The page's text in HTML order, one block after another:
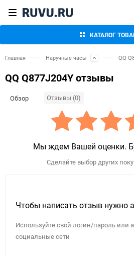
КАТАЛОГ
Главная Наручные часы QQ
QQ Q877J204Y отзывы
Обзор Отзывы (0)
Мы ждем Вашей оценки.
Сделайте выбор других
Чтобы написать отзыв нужно
Используйте свой логин/пароль или
социальные сети